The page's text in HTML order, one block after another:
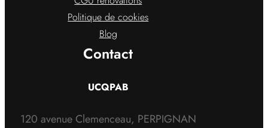
Politique de cookies
Blog
Contact
UCQPAB
120 avenue Clemenceau, PERPIGNAN